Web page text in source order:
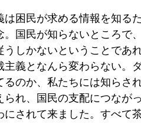
は困民が求める情報を知る
。国民が知らないところで
うしかないということであ
主義となんら変わらない。
るのか、私たちには知らさ
られ、国民の支配につなが
にされて来ました。すべて